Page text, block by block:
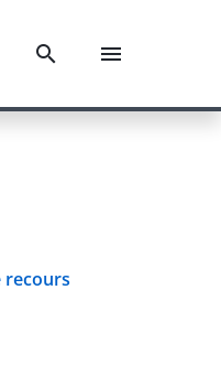
recours